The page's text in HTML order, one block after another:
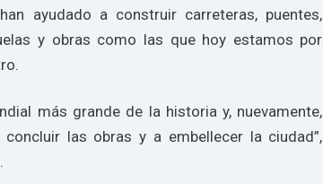
ayudado a construir carreteras, puentes,
y obras como las que hoy estamos por
más grande de la historia y, nuevamente,
las obras y a embellecer la ciudad”,